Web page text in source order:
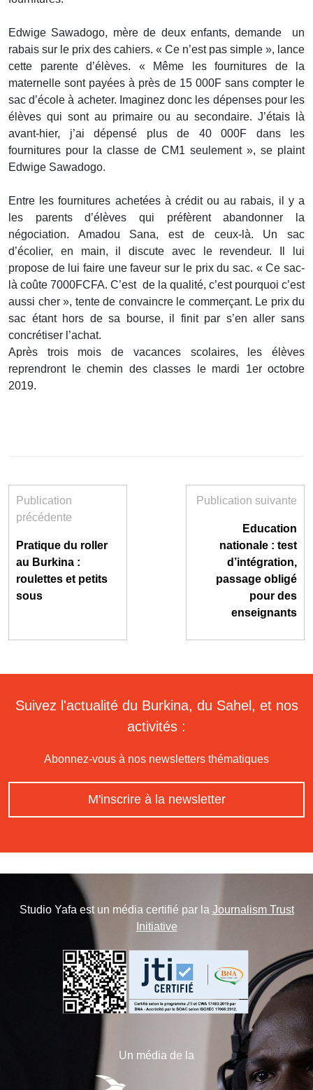
Edwige Sawadogo, mère de deux enfants, demande un
rabais sur le prix des cahiers. « Ce n’est pas simple », lance
cette parente d’élèves. « Même les fournitures de la
maternelle sont payées à près de 15 000F sans compter le
sac d’école à acheter. Imaginez donc les dépenses pour les
élèves qui sont au primaire ou au secondaire. J’étais là
avant-hier, j’ai dépensé plus de 40 000F dans les
fournitures pour la classe de CM1 seulement », se plaint
Edwige Sawadogo.
Entre les fournitures achetées à crédit ou au rabais, il y a
les parents d’élèves qui préfèrent abandonner la
négociation. Amadou Sana, est de ceux-là. Un sac
d’écolier, en main, il discute avec le revendeur. Il lui
propose de lui faire une faveur sur le prix du sac. « Ce sac-
là coûte 7000FCFA. C’est de la qualité, c’est pourquoi c’est
aussi cher », tente de convaincre le commerçant. Le prix du
sac étant hors de sa bourse, il finit par s’en aller sans
concrétiser l’achat.
Après trois mois de vacances scolaires, les élèves
reprendront le chemin des classes le mardi 1er octobre
2019.
Publication
précédente
Pratique du roller
au Burkina :
roulettes et petits
sous
Publication suivante
Education
nationale : test
d’intégration,
passage obligé
pour des
enseignants
Suivez l'actualité du Burkina, du Sahel, et nos
activités :
Abonnez-vous à nos newsletters thématiques
M'inscrire à la newsletter
Studio Yafa est un média certifié par la Journalism Trust
Initiative
Un média de la